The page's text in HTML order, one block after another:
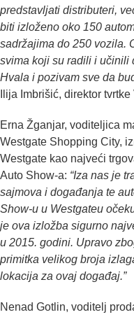
predstavljati distributeri,
biti izloženo oko 150
sadržajima do 250 vozila.
svima koji su radili i učinili
Hvala i pozivam sve da
Ilija Imbrišić, direktor
Erna Žganjar, voditeljica
Westgate Shopping City,
Westgate kao najveći
Auto Show-a: “Iza nas je
sajmova i događanja te
Show-u u Westgateu
je ova izložba sigurno
u 2015. godini. Upravo
primitka velikog broja
lokacija za ovaj događaj.”
Nenad Gotlin, voditelj